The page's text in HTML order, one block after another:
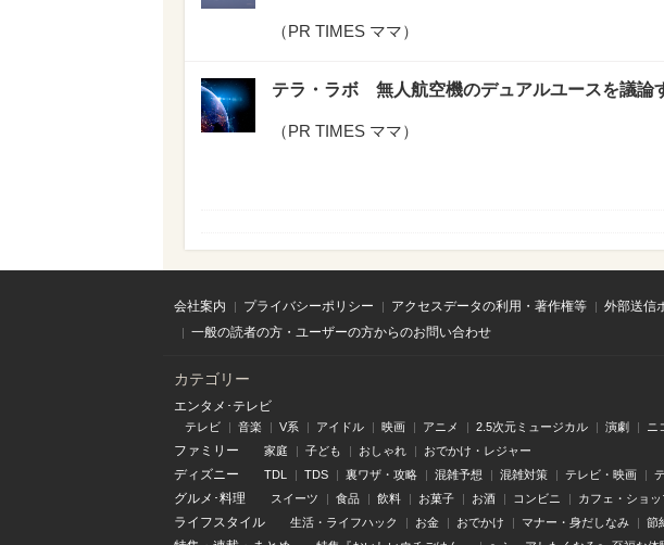
（PR TIMES ママ）
テラ・ラボ 無人航空機のデュアルユースを議論
（PR TIMES ママ）
会社案内 プライバシーポリシー アクセスデータの利用・著作権等 外部送信
一般の読者の方・ユーザーの方からのお問い合わせ
カテゴリー
エンタメ･テレビ
テレビ 音楽 V系 アイドル 映画 アニメ 2.5次元ミュージカル 演劇 ニ
ファミリー 家庭 子ども おしゃれ おでかけ・レジャー
ディズニー TDL TDS 裏ワザ・攻略 混雑予想 混雑対策 テレビ・映画
グルメ･料理 スイーツ 食品 飲料 お菓子 お酒 コンビニ カフェ・ショッ
ライフスタイル 生活・ライフハック お金 おでかけ マナー・身だしなみ 節